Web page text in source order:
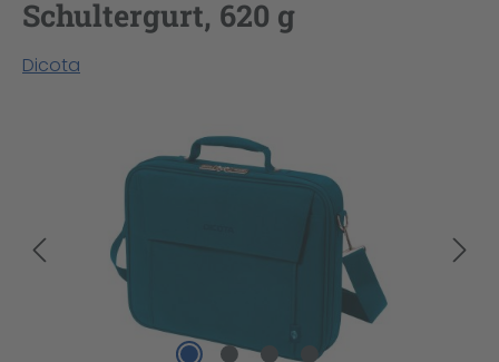
Schultergurt, 620 g
Dicota
Bildergalerie überspringen